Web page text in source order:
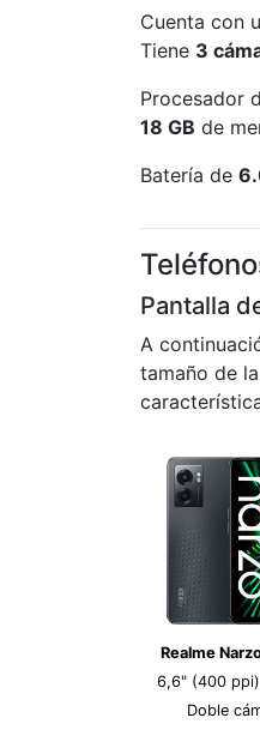
Cuenta con
Tiene 3
Procesador
18 GB de
Batería de
Pantalla
A
tamaño de
Realme
6,6" (400
Doble